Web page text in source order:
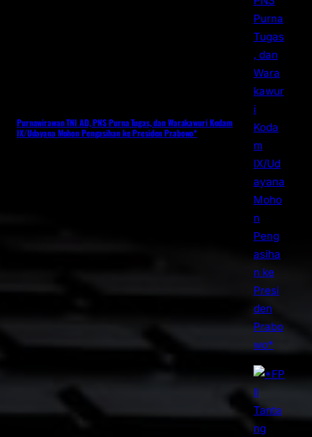
Purnawirawan TNI AD, PNS Purna Tugas, dan Warakawuri Kodam
IX/Udayana Mohon Pengasihan ke Presiden Prabowo*